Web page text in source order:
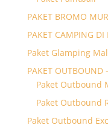
PAKET BROMO
PAKET CAMPING
Paket Glamping
PAKET OUTBOUND
Paket Outbound
Paket Outbound
Paket Outbound